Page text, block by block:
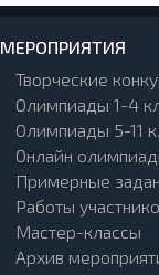
МЕРОПРИЯТИЯ
Творческие
Олимпиады 1-4
Олимпиады 5-11
Онлайн
Примерные
Работы
Мастер-классы
Архив